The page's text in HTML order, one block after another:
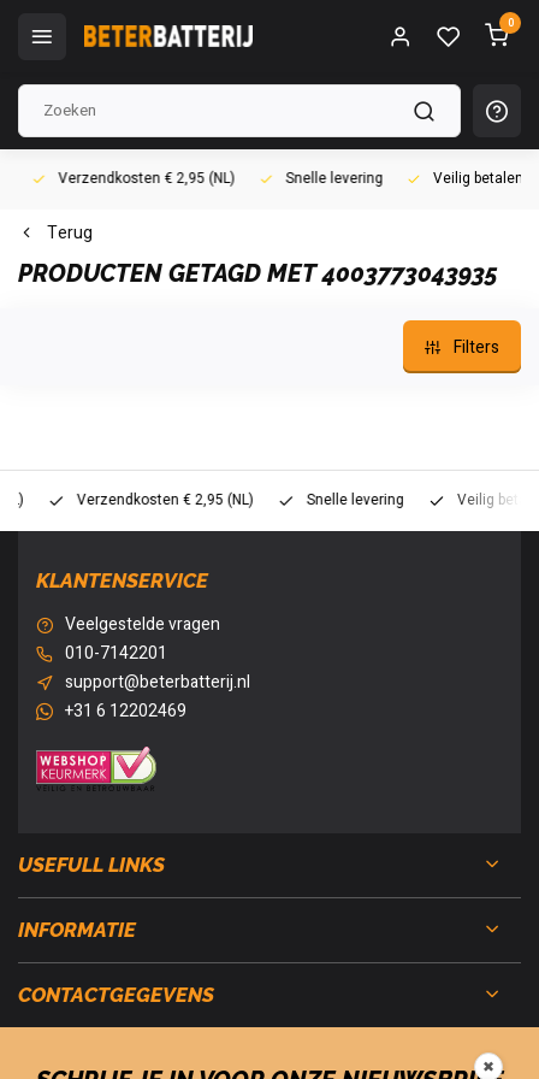
0
Verzendkosten € 2,95 (NL) Snelle levering Veilig betalen
Terug
PRODUCTEN GETAGD MET 4003773043935
Filters
Verzendkosten € 2,95 (NL) Snelle levering Veilig betalen
KLANTENSERVICE
Veelgestelde vragen
010-7142201
support@beterbatterij.nl
+31 6 12202469
USEFULL LINKS
INFORMATIE
CONTACTGEGEVENS
✖